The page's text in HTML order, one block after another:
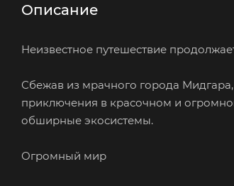
Описание
Неизвестное путешествие
Сбежав из мрачного города
приключения в красочном и
обширные экосистемы.
Огромный мир